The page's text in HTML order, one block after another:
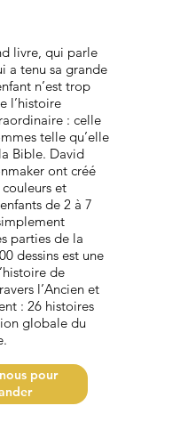
livre, qui parle
a tenu sa grande
n’est trop
l’histoire
: celle
telle qu’elle
Bible. David
ont créé
et
de 2 à 7
parties de la
dessins est une
de
l’Ancien et
: 26 histoires
globale du
pour